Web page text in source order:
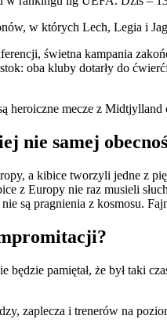
w których Lech, Legia i
świetna kampania
oba kluby dotarły do
heroiczne mecze z
nie samej
a kibice tworzyli jedne z
z Europy nie raz musieli
są pragnienia z kosmosu.
będzie pamiętał, że był taki
zaplecza i trenerów na